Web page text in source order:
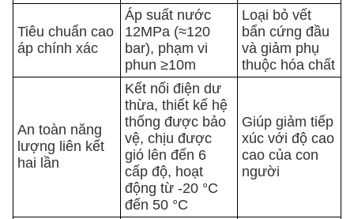
Tiêu chuẩn cao
áp chính xác
Áp suất nước
12MPa (≈120
bar), phạm vi
phun ≥10m
Loại bỏ vết
bẩn cứng đầu
và giảm phụ
thuộc hóa chất
An toàn năng
lượng liên kết
hai lần
Kết nối điện dư
thừa, thiết kế hệ
thống được bảo
vệ, chịu được
gió lên đến 6
cấp độ, hoạt
động từ -20 °C
đến 50 °C
Giúp giảm tiếp
xúc với độ cao
cao của con
người